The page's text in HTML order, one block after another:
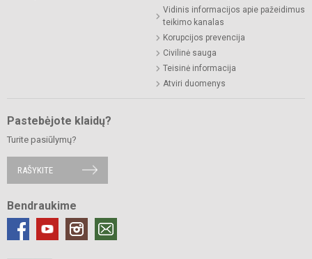
Vidinis informacijos apie pažeidimus
teikimo kanalas
Korupcijos prevencija
Civilinė sauga
Teisinė informacija
Atviri duomenys
Pastebėjote klaidų?
Turite pasiūlymų?
RAŠYKITE
Bendraukime